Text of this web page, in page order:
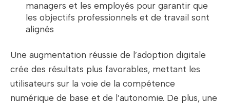
managers et les employés pour garantir que
les objectifs professionnels et de travail sont
alignés
Une augmentation réussie de l’adoption digitale
crée des résultats plus favorables, mettant les
utilisateurs sur la voie de la compétence
numérique de base et de l’autonomie. De plus, une